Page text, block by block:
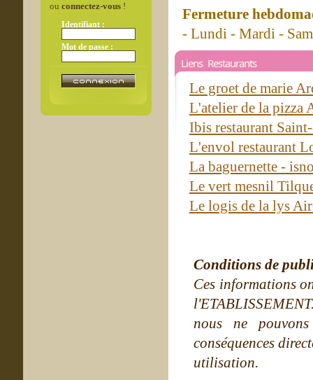
ou connectez-vous!
Identifiant :
Mot de passe :
Fermeture
- Lundi - Mardi -
Liens Restaurants
Le groet de marie
L'atelier de la pizza
Ibis restaurant
L'envol restaurant
La baguernette -
Le vert mesnil
Le logis de la lys
Conditions de
Ces informations
nous ne
conséquences
utilisation.